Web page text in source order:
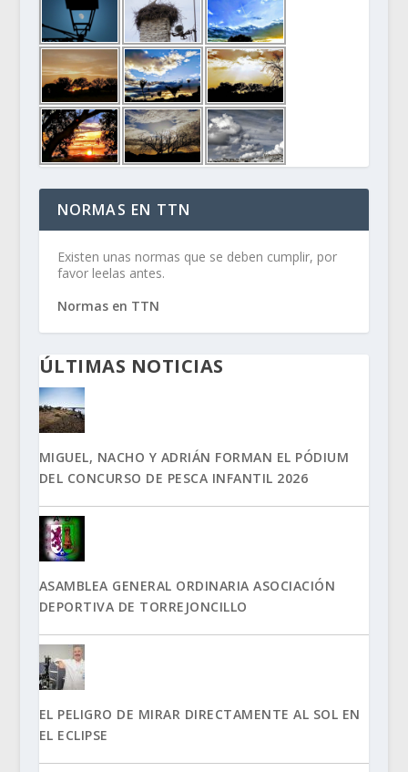
NORMAS EN TTN
Existen unas normas que se deben cumplir, por
favor leelas antes.
Normas en TTN
ÚLTIMAS NOTICIAS
MIGUEL, NACHO Y ADRIÁN FORMAN EL PÓDIUM
DEL CONCURSO DE PESCA INFANTIL 2026
ASAMBLEA GENERAL ORDINARIA ASOCIACIÓN
DEPORTIVA DE TORREJONCILLO
EL PELIGRO DE MIRAR DIRECTAMENTE AL SOL EN
EL ECLIPSE